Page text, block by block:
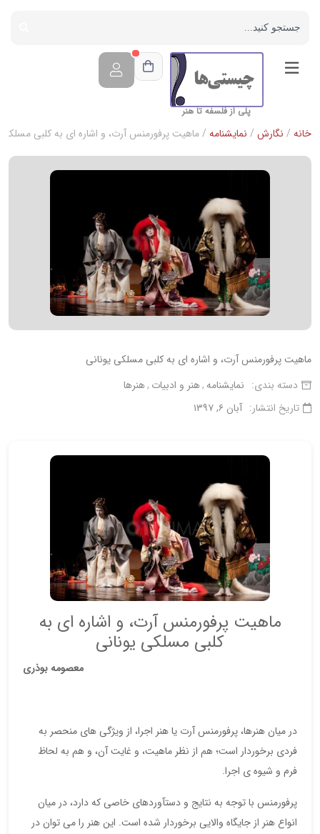
پلی از فلسفه تا هنر
خانه / نگارش / نمایشنامه / ماهیت پرفورمنس آرت، و اشاره ای به کلبی مسلکی
ماهیت پرفورمنس آرت، و اشاره ای به کلبی مسلکی یونانی
دسته بندی: نمایشنامه هنر و ادبیات هنرها
تاریخ انتشار: آبان ۶, ۱۳۹۷
ماهیت پرفورمنس آرت، و اشاره ای به
کلبی مسلکی یونانی
معصومه بوذری
در میان هنرها، پرفورمنس آرت یا هنر اجرا، از ویژگی های منحصر به
فردی برخوردار است؛ هم از نظر ماهیت، و غایت آن، و هم به لحاظ
فرم و شیوه ی اجرا.
پرفورمنس با توجه به نتایج و دستآوردهای خاصی که دارد، در میان
انواع هنر از جایگاه والایی برخوردار شده است. این هنر را می توان در